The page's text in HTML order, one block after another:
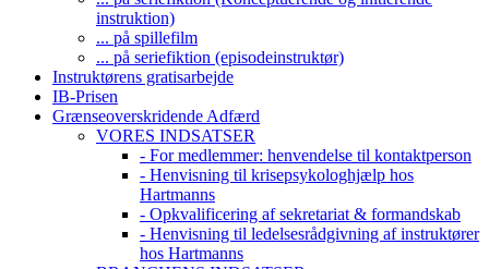
instruktion)
... på spillefilm
... på seriefiktion (episodeinstruktør)
Instruktørens gratisarbejde
IB-Prisen
Grænseoverskridende Adfærd
VORES INDSATSER
- For medlemmer: henvendelse til kontaktperson
- Henvisning til krisepsykologhjælp hos
Hartmanns
- Opkvalificering af sekretariat & formandskab
- Henvisning til ledelsesrådgivning af instruktører
hos Hartmanns